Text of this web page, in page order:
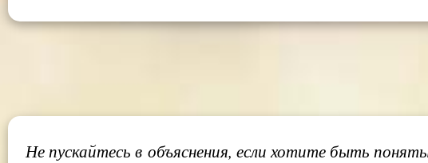
Не пускайтесь в объяснения, если хотите быть